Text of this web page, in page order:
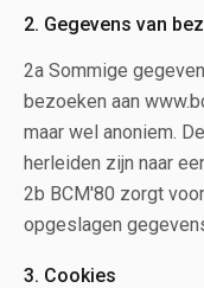
2. Gegevens van
2a Sommige
bezoeken aan
maar wel anoniem.
herleiden zijn naar
2b BCM'80 zorgt
opgeslagen
3. Cookies